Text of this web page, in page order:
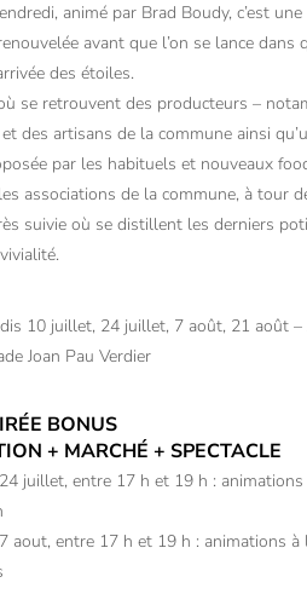
animé par Brad Boudy, c’est
avant que l’on se lance dans
des étoiles.
se retrouvent des producteurs –
des artisans de la commune ainsi
par les habituels et nouveaux
associations de la commune, à tour
suivie où se distillent les derniers
10 juillet, 24 juillet, 7 août, 21 août
Joan Pau Verdier
BONUS
+ MARCHÉ + SPECTACLE
juillet, entre 17 h et 19 h :
aout, entre 17 h et 19 h : animations à